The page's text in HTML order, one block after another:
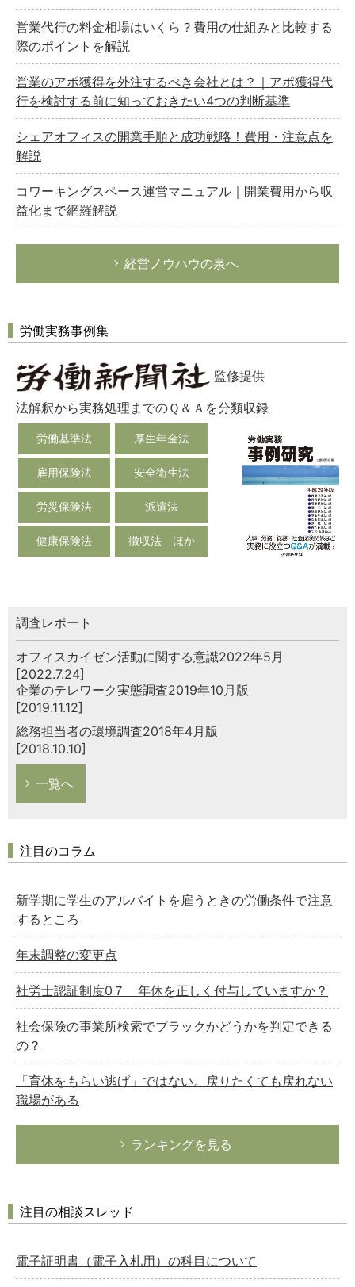
総務の給湯室
秘書のノウハウ
次へ
営業代行の料金相場はいくら？費用の仕組みと比較する
際のポイントを解説
営業のアポ獲得を外注するべき会社とは？｜アポ獲得代
行を検討する前に知っておきたい4つの判断基準
シェアオフィスの開業手順と成功戦略！費用・注意点を
解説
コワーキングスペース運営マニュアル｜開業費用から収
益化まで網羅解説
経営ノウハウの泉へ
労働実務事例集
監修提供
法解釈から実務処理までのＱ＆Ａを分類収録
労働基準法 厚生年金法
雇用保険法 安全衛生法
労災保険法 派遣法
健康保険法 徴収法 ほか
調査レポート
オフィスカイゼン活動に関する意識2022年5月
[2022.7.24]
企業のテレワーク実態調査2019年10月版
[2019.11.12]
総務担当者の環境調査2018年4月版
[2018.10.10]
一覧へ
注目のコラム
新学期に学生のアルバイトを雇うときの労働条件で注意
するところ
年末調整の変更点
社労士認証制度0７ 年休を正しく付与していますか？
社会保険の事業所検索でブラックかどうかを判定できる
の？
「育休をもらい逃げ」ではない。戻りたくても戻れない
職場がある
ランキングを見る
注目の相談スレッド
電子証明書（電子入札用）の科目について